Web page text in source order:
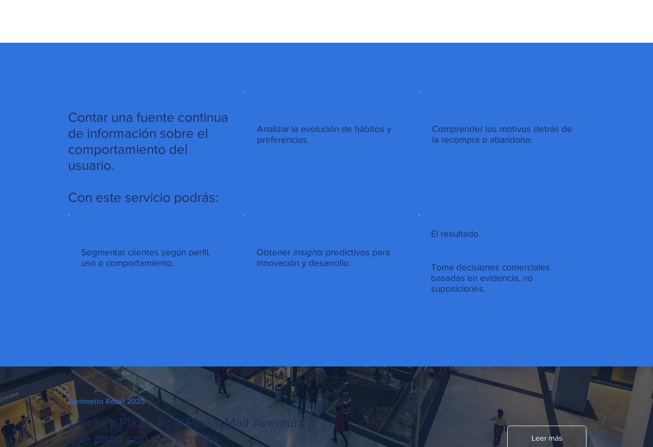
Contar una fuente continua
de información sobre el
comportamiento del
usuario.
Con este servicio podrás:
Analizar la evolución de hábitos y
preferencias.
Comprender los motivos detrás de
la recompra o abandono.
Segmentar clientes según perfil,
uso o comportamiento.
Obtener insightspredictivos para
innovación y desarrollo.
El resultado
Toma decisiones comerciales
basadas en evidencia, no
suposiciones.
Barómetro Retail 2025
¿Jockey Plaza, Real Plaza, Mall Aventura?:
qué pasa con sus tiendas
Leer más